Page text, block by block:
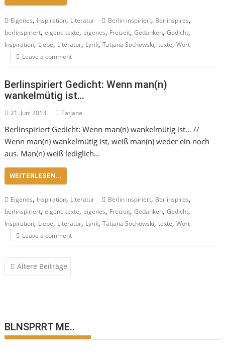
Eigenes, Inspiration, Literatur Berlin inspiriert, Berlinspires,
berlinspiriert,eigene texte,eigenes, Freizeit,Gedanken,Gedicht,
Inspiration, Liebe, Literatur, Lyrik,Tatjana Sochowski,texte,Wort
Leave a comment
Berlinspiriert Gedicht: Wenn man(n)
wankelmütig ist…
21. Juni 2013 Tatjana
Berlinspiriert Gedicht: Wenn man(n) wankelmütig ist… //
Wenn man(n) wankelmütig ist, weiß man(n) weder ein noch
aus. Man(n) weiß lediglich…
WEITERLESEN...
Eigenes, Inspiration, Literatur Berlin inspiriert, Berlinspires,
berlinspiriert,eigene texte,eigenes, Freizeit,Gedanken,Gedicht,
Inspiration, Liebe, Literatur, Lyrik,Tatjana Sochowski,texte,Wort
Leave a comment
Beitragsnavigation
Ältere Beiträge
BLNSPRRT ME..